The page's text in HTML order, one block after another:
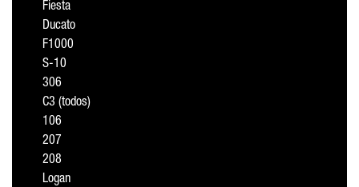
Fiesta
Ducato
F1000
S-10
306
C3 (todos)
106
207
208
Logan